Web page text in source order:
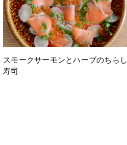
スモークサーモンとハーブのちらし
寿司